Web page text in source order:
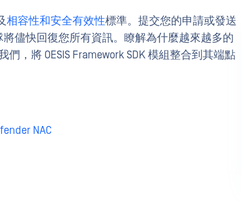
相容性和安全有效性標準。提交您的申請或發送
儘快回復您所有資訊。瞭解為什麼越來越多的
們，將 OESIS Framework SDK 模組整合到其端點
NAC